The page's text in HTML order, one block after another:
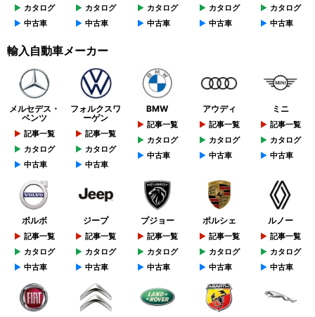
カタログ
中古車
カタログ
中古車
カタログ
中古車
カタログ
中古車
カタログ
中古車
輸入自動車メーカー
メルセデス・
ベンツ
記事一覧
カタログ
中古車
フォルクスワ
ーゲン
記事一覧
カタログ
中古車
BMW
記事一覧
カタログ
中古車
アウディ
記事一覧
カタログ
中古車
ミニ
記事一覧
カタログ
中古車
ボルボ
記事一覧
カタログ
中古車
ジープ
記事一覧
カタログ
中古車
プジョー
記事一覧
カタログ
中古車
ポルシェ
記事一覧
カタログ
中古車
ルノー
記事一覧
カタログ
中古車